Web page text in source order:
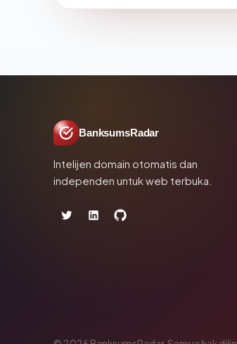
BanksumsRadar
Intelijen domain otomatis dan
independen untuk web terbuka.